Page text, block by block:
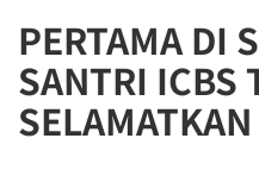
PERTAMA DI
SANTRI ICBS